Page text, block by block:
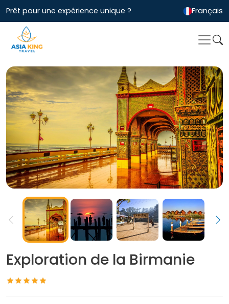
Prêt pour une expérience unique ? Français
Exploration de la Birmanie